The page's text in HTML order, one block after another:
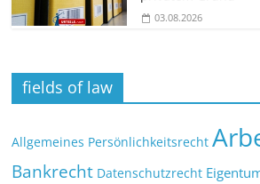
03.08.2026
fields of law
Allgemeines Persönlichkeitsrecht
Bankrecht Datenschutzrecht